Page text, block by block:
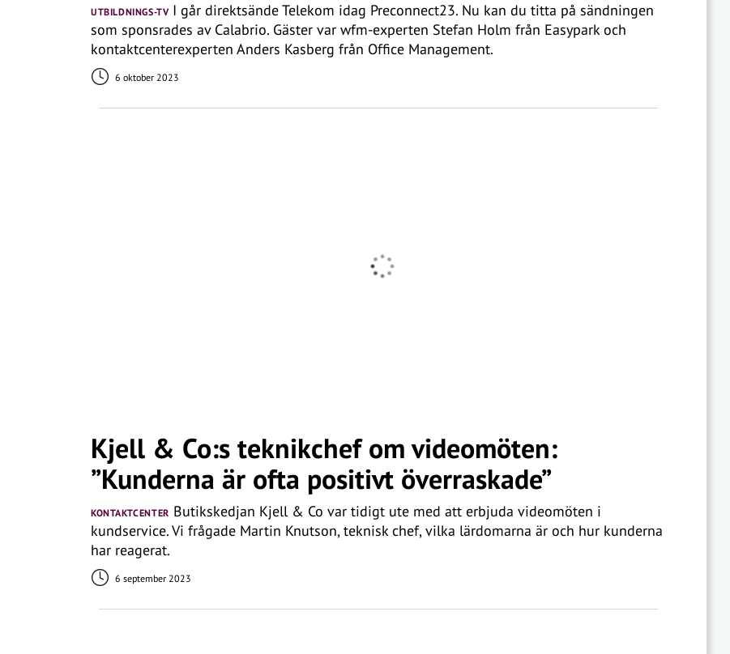
UTBILDNINGS-TVI går direktsände Telekom idag Preconnect23. Nu kan du titta på sändningen
som sponsrades av Calabrio. Gäster var wfm-experten Stefan Holm från Easypark och
kontaktcenterexperten Anders Kasberg från Office Management.
6 oktober 2023
Kjell & Co:s teknikchef om videomöten:
”Kunderna är ofta positivt överraskade”
KONTAKTCENTER Butikskedjan Kjell & Co var tidigt ute med att erbjuda videomöten i
kundservice. Vi frågade Martin Knutson, teknisk chef, vilka lärdomarna är och hur kunderna
har reagerat.
6 september 2023